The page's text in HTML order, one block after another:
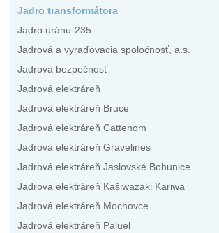
Jadro transformátora
Jadro uránu-235
Jadrová a vyraďovacia spoločnosť, a.s.
Jadrová bezpečnosť
Jadrová elektráreň
Jadrová elektráreň Bruce
Jadrová elektráreň Cattenom
Jadrová elektráreň Gravelines
Jadrová elektráreň Jaslovské Bohunice
Jadrová elektráreň Kašiwazaki Kariwa
Jadrová elektráreň Mochovce
Jadrová elektráreň Paluel